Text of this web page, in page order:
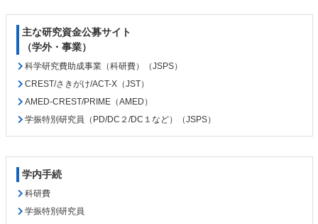
主な研究資金公募サイト
（学外・事業）
科学研究費助成事業（科研費）（JSPS）
CREST/さきがけ/ACT-X（JST）
AMED-CREST/PRIME（AMED）
学振特別研究員（PD/DC２/DC１など）（JSPS）
学内手続
科研費
学振特別研究員